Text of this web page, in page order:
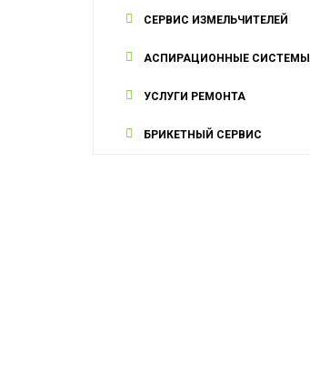
СЕРВИС ИЗМЕЛЬЧИТЕЛЕЙ
АСПИРАЦИОННЫЕ СИСТЕМЫ
УСЛУГИ РЕМОНТА
БРИКЕТНЫЙ СЕРВИС